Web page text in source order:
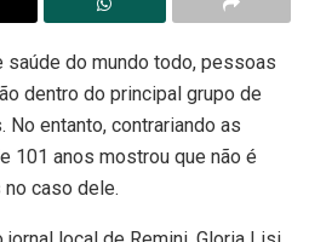
saúde do mundo todo, pessoas
dentro do principal grupo de
entanto, contrariando as
101 anos mostrou que não é
caso dele.